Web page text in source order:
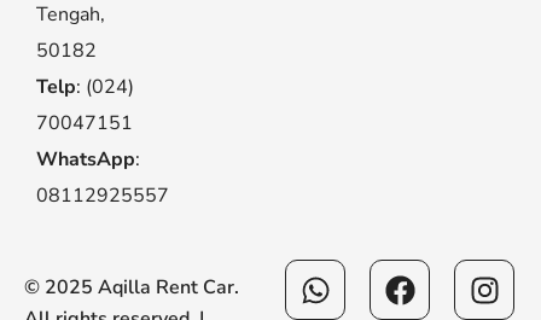
Tengah,
50182
Telp: (024)
70047151
WhatsApp:
08112925557
© 2025 Aqilla Rent Car.
WhatsappFacebook